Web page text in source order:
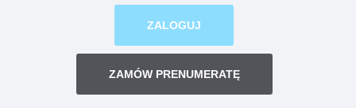
ZALOGUJ
ZAMÓW PRENUMERATĘ